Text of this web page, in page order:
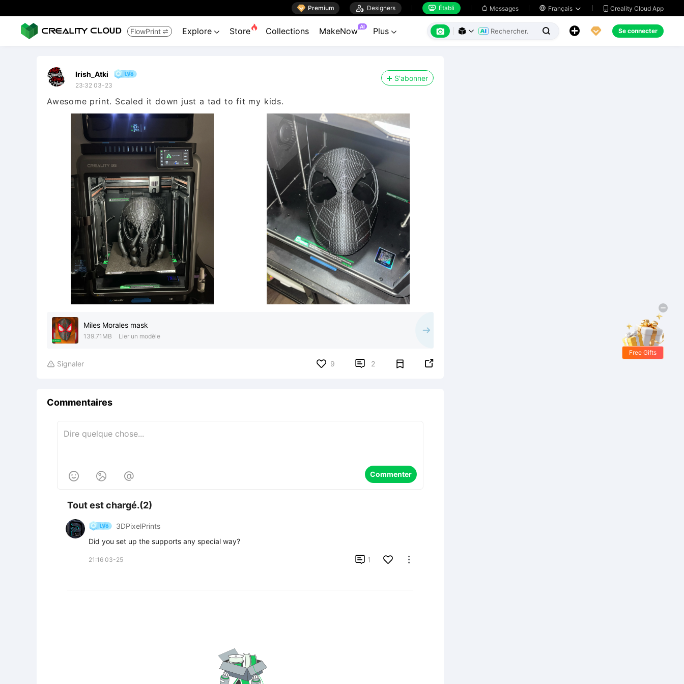
 Premium  Designers  Établi  Messages  Français   Creality Cloud App
FlowPrint  Explore  Store Collections MakeNow AI Plus        Se connecter
Irish_Atki
23:32 03-23
S'abonner
Awesome print. Scaled it down just a tad to fit my kids.
Miles Morales mask
139.71MB Lier un modèle
 Signaler 9  2 
Commentaires
   Commenter
Tout est chargé.(2)
3DPixelPrints
Did you set up the supports any special way?
21:16 03-25  1 
Free Gifts